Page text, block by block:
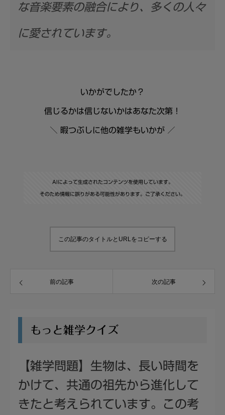
な音楽要素の融合により、多くの人々
に愛されています。
いかがでしたか？
信じるかは信じないかはあなた次第！
＼ 暇つぶしに他の雑学もいかが ／
AIによって生成されたコンテンツを使用しています。
そのため情報に誤りがある可能性があります。ご了承ください。
この記事のタイトルとURLをコピーする
前の記事 次の記事
もっと雑学クイズ
【雑学問題】生物は、長い時間を
かけて、共通の祖先から進化して
きたと考えられています。この考